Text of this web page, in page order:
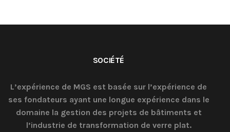
SOCIÉTÉ
L’expérience de MGS est basée sur l’expérience de
ses fondateurs ayant une longue expérience dans le
domaine la gestion des projets de bâtiments et
l’industrie de transformation de verre plat.